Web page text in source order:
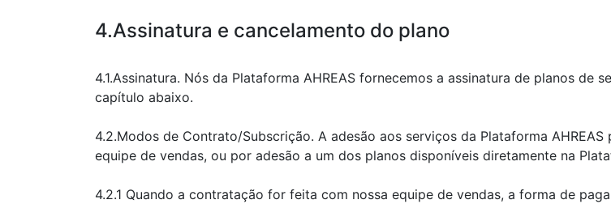
4.Assinatura e cancelamento do plano
4.1.Assinatura. Nós da Plataforma AHREAS fornecemos a assinatura de planos de
capítulo abaixo.
4.2.Modos de Contrato/Subscrição. A adesão aos serviços da Plataforma
equipe de vendas, ou por adesão a um dos planos disponíveis diretamente na
4.2.1 Quando a contratação for feita com nossa equipe de vendas, a forma de